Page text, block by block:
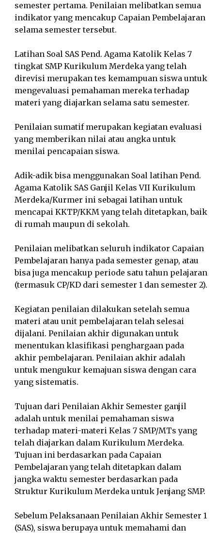
semester pertama. Penilaian melibatkan semua
indikator yang mencakup Capaian Pembelajaran
selama semester tersebut.
Latihan Soal SAS Pend. Agama Katolik Kelas 7
tingkat SMP Kurikulum Merdeka yang telah
direvisi merupakan tes kemampuan siswa untuk
mengevaluasi pemahaman mereka terhadap
materi yang diajarkan selama satu semester.
Penilaian sumatif merupakan kegiatan evaluasi
yang memberikan nilai atau angka untuk
menilai pencapaian siswa.
Adik-adik bisa menggunakan Soal latihan Pend.
Agama Katolik SAS Ganjil Kelas VII Kurikulum
Merdeka/Kurmer ini sebagai latihan untuk
mencapai KKTP/KKM yang telah ditetapkan, baik
di rumah maupun di sekolah.
Penilaian melibatkan seluruh indikator Capaian
Pembelajaran hanya pada semester genap, atau
bisa juga mencakup periode satu tahun pelajaran
(termasuk CP/KD dari semester 1 dan semester 2).
Kegiatan penilaian dilakukan setelah semua
materi atau unit pembelajaran telah selesai
dijalani. Penilaian akhir digunakan untuk
menentukan klasifikasi penghargaan pada
akhir pembelajaran. Penilaian akhir adalah
untuk mengukur kemajuan siswa dengan cara
yang sistematis.
Tujuan dari Penilaian Akhir Semester ganjil
adalah untuk menilai pemahaman siswa
terhadap materi-materi Kelas 7 SMP/MTs yang
telah diajarkan dalam Kurikulum Merdeka.
Tujuan ini berdasarkan pada Capaian
Pembelajaran yang telah ditetapkan dalam
jangka waktu semester berdasarkan pada
Struktur Kurikulum Merdeka untuk Jenjang SMP.
Sebelum Pelaksanaan Penilaian Akhir Semester 1
(SAS), siswa berupaya untuk memahami dan